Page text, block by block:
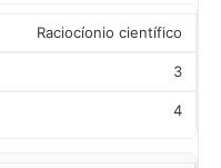
Raciocíonio científico
3
4